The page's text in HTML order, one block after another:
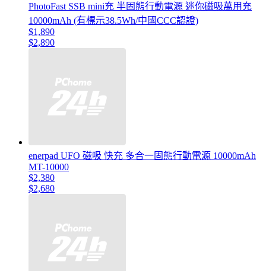
PhotoFast SSB mini充 半固態行動電源 迷你磁吸萬用充
10000mAh (有標示38.5Wh/中國CCC認證)
$1,890
$2,890
enerpad UFO 磁吸 快充 多合一固態行動電源 10000mAh
MT-10000
$2,380
$2,680